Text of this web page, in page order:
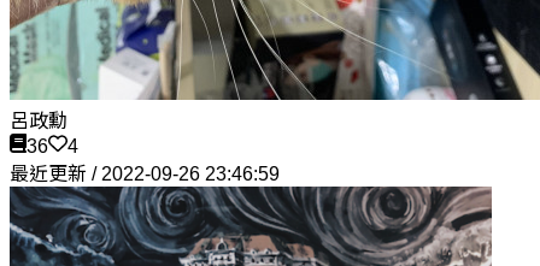
呂政勳
36
4
最近更新 / 2022-09-26 23:46:59